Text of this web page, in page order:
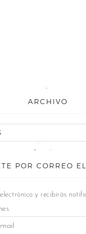
ARCHIVO
POR CORREO
y recibirás